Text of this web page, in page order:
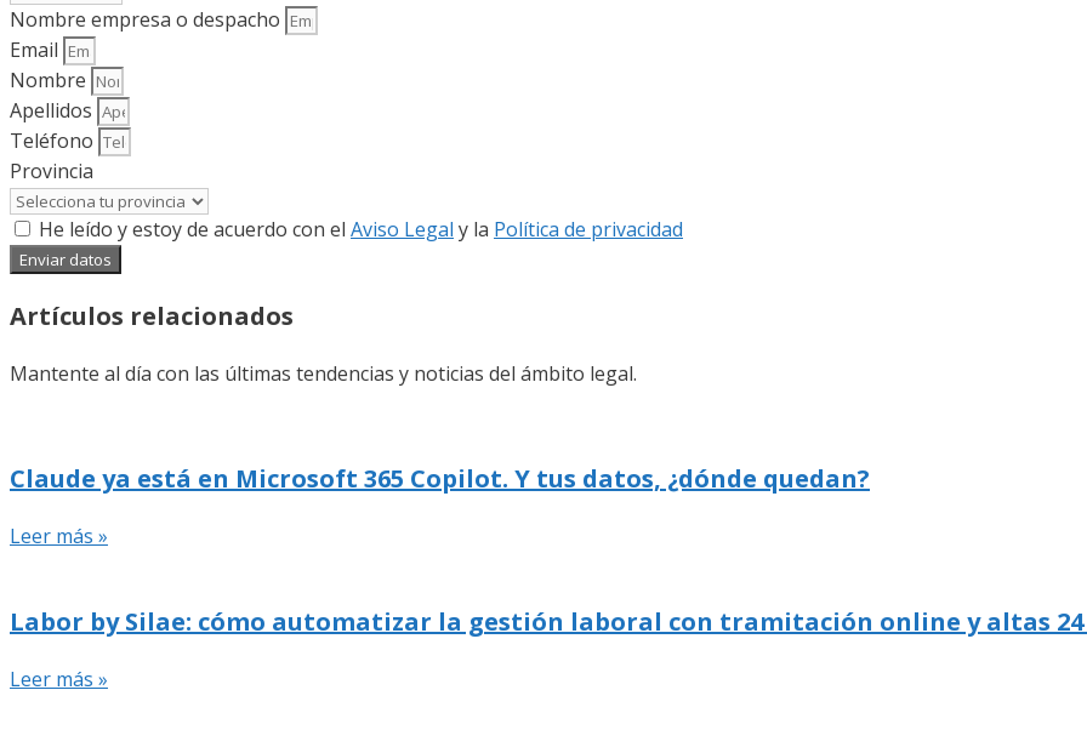
Nombre empresa o despacho
Email
Nombre
Apellidos
Teléfono
Provincia
He leído y estoy de acuerdo con el Aviso Legal y la Política de privacidad
Enviar datos
Artículos relacionados
Mantente al día con las últimas tendencias y noticias del ámbito legal.
Claude ya está en Microsoft 365 Copilot. Y tus datos, ¿dónde quedan?
Leer más »
Labor by Silae: cómo automatizar la gestión laboral con tramitación online y altas
Leer más »